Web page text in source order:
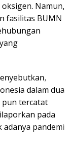
Namun,
fasilitas BUMN
dalam dua
pun tercatat
pada
pandemi